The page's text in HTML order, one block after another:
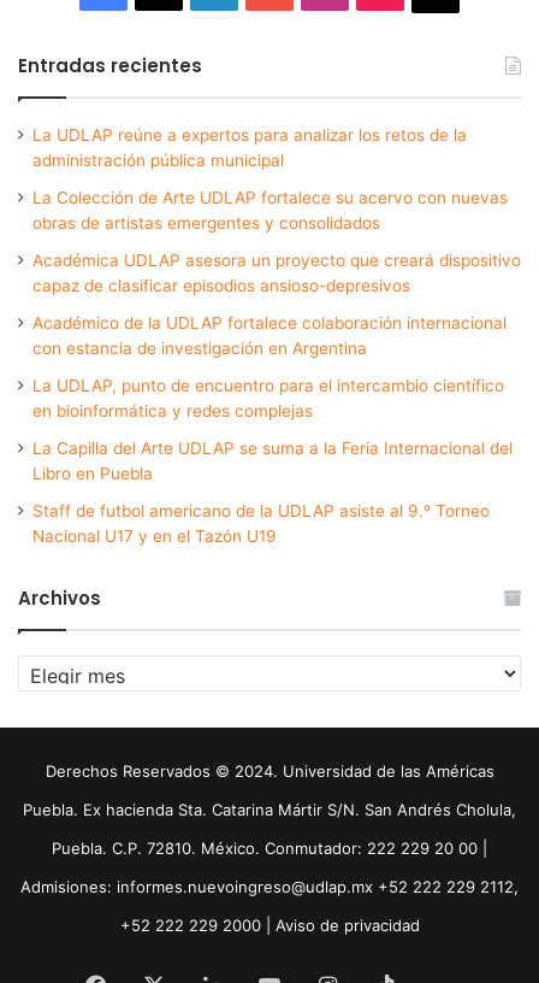
Entradas recientes
La UDLAP reúne a expertos para analizar los retos de la
administración pública municipal
La Colección de Arte UDLAP fortalece su acervo con nuevas
obras de artistas emergentes y consolidados
Académica UDLAP asesora un proyecto que creará dispositivo
capaz de clasificar episodios ansioso-depresivos
Académico de la UDLAP fortalece colaboración internacional
con estancia de investigación en Argentina
La UDLAP, punto de encuentro para el intercambio científico
en bioinformática y redes complejas
La Capilla del Arte UDLAP se suma a la Feria Internacional del
Libro en Puebla
Staff de futbol americano de la UDLAP asiste al 9.º Torneo
Nacional U17 y en el Tazón U19
Archivos
Archivos
Derechos Reservados © 2024. Universidad de las Américas
Puebla. Ex hacienda Sta. Catarina Mártir S/N. San Andrés Cholula,
Puebla. C.P. 72810. México. Conmutador: 222 229 20 00 |
Admisiones: informes.nuevoingreso@udlap.mx +52 222 229 2112,
+52 222 229 2000 | Aviso de privacidad